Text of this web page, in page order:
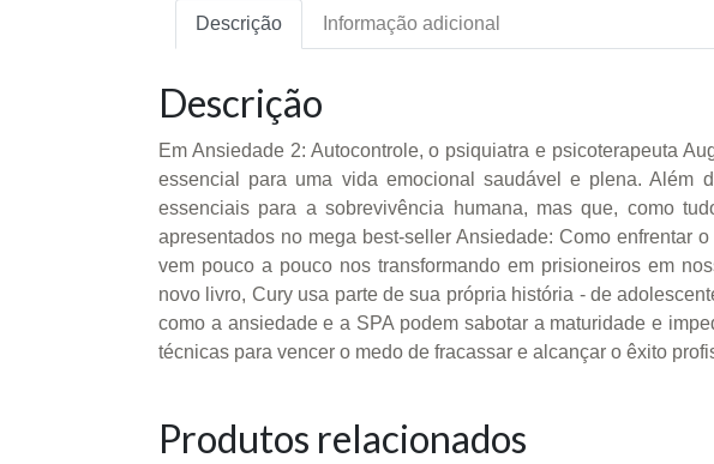
Descrição Informação adicional
Descrição
Em Ansiedade 2: Autocontrole, o psiquiatra e psicoterapeuta
essencial para uma vida emocional saudável e plena. Além
essenciais para a sobrevivência humana, mas que, como
apresentados no mega best-seller Ansiedade: Como enfrentar
vem pouco a pouco nos transformando em prisioneiros em
novo livro, Cury usa parte de sua própria história - de
como a ansiedade e a SPA podem sabotar a maturidade e
técnicas para vencer o medo de fracassar e alcançar o êxito
Produtos relacionados